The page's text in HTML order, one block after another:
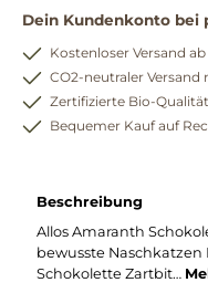
Dein Kundenkonto bei
Kostenloser Versand
CO2-neutraler Versand
Zertifizierte Bio-Qualität
Bequemer Kauf auf
Beschreibung
Allos Amaranth
bewusste
Schokolette Zartbit…